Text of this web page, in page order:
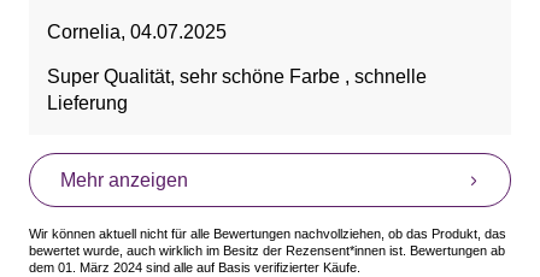
Cornelia, 04.07.2025
Super Qualität, sehr schöne Farbe , schnelle
Lieferung
Mehr anzeigen
Wir können aktuell nicht für alle Bewertungen nachvollziehen, ob das Produkt, das
bewertet wurde, auch wirklich im Besitz der Rezensent*innen ist. Bewertungen ab
dem 01. März 2024 sind alle auf Basis verifizierter Käufe.